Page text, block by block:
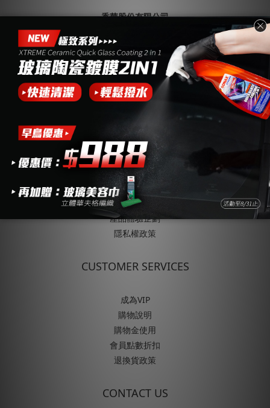
香華股份有限公司
504 彰化縣秀水鄉
彰水路二段102巷58弄26號
統編：22414026
ABOUT
關於SONAX
品牌歷史與發展
企業永續責任
產品體驗企劃
隱私權政策
CUSTOMER SERVICES
成為VIP
購物說明
購物金使用
會員點數折扣
退換貨政策
CONTACT US